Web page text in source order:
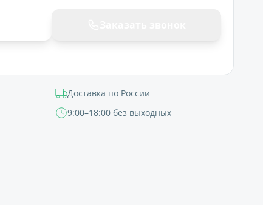
Доставка по России
9:00–18:00 без выходных